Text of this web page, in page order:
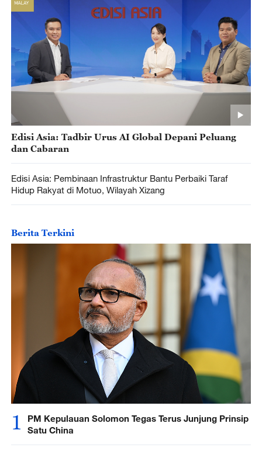
Edisi Asia: Tadbir Urus AI Global Depani Peluang
dan Cabaran
Edisi Asia: Pembinaan Infrastruktur Bantu Perbaiki Taraf
Hidup Rakyat di Motuo, Wilayah Xizang
Berita Terkini
1
PM Kepulauan Solomon Tegas Terus Junjung Prinsip
Satu China